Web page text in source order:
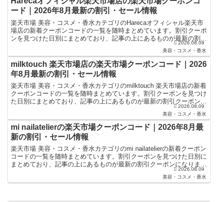
ード｜2026年8月最新の割引・セール情報
楽天市場 美容・コスメ・香水カテゴリのHarecaオフィシャル楽天市
場店の新着クーポンコードの一覧を随時まとめています。割引クーポ
ンを見つけた日別にまとめており、記事の上にあるものが最新の割引
2026.08.09
美容・コスメ・香水
milktouch 楽天市場店の楽天市場クーポンコード｜2026
年8月最新の割引・セール情報
楽天市場 美容・コスメ・香水カテゴリのmilktouch 楽天市場店の新着
クーポンコードの一覧を随時まとめています。割引クーポンを見つけ
た日別にまとめており、記事の上にあるものが最新の割引クーポンに
2026.08.09
美容・コスメ・香水
mi nailatelierの楽天市場クーポンコード｜2026年8月最
新の割引・セール情報
楽天市場 美容・コスメ・香水カテゴリのmi nailatelierの新着クーポン
コードの一覧を随時まとめています。割引クーポンを見つけた日別に
まとめており、記事の上にあるものが最新の割引クーポンになりま
2026.08.09
美容・コスメ・香水